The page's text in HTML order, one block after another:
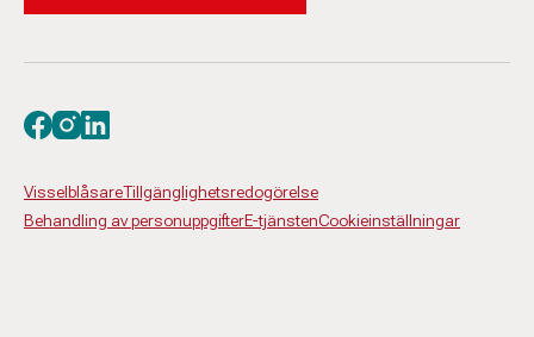
VisselblåsareTillgänglighetsredogörelse
Behandling av personuppgifterE-tjänstenCookieinställningar
Besök oss på facebook
Besök oss på instagram
Besök oss på linkedin